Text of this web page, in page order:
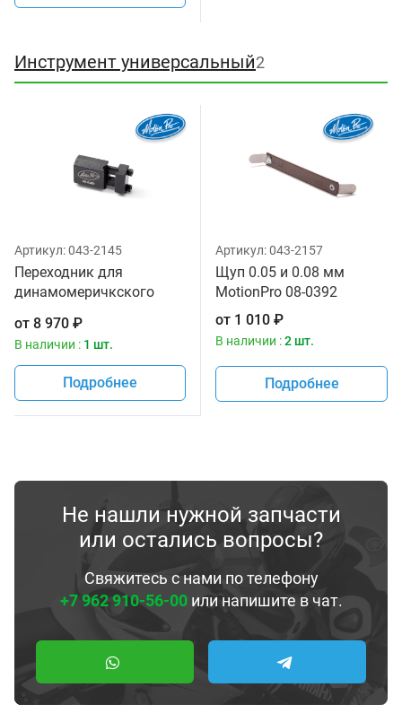
Инструмент универсальный2
Артикул:043-2145
Переходник для
динамомеричкского
MotionPro 08-0380
от 8 970 ₽
В наличии : 1 шт.
Подробнее
Артикул:043-2157
Щуп 0.05 и 0.08 мм
MotionPro 08-0392
от 1 010 ₽
В наличии :2 шт.
Подробнее
Не нашли нужной запчасти
или остались вопросы?
Свяжитесь с нами по телефону
+7 962 910-56-00или напишите в чат.